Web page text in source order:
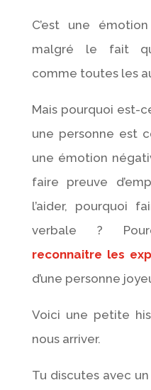
C’est une
malgré le fait
comme toutes les
Mais pourquoi est-
une personne est
une émotion
faire preuve
l’aider, pourquoi
verbale ?
reconnaitre les
d’une personne
Voici une petite
nous arriver.
Tu discutes avec